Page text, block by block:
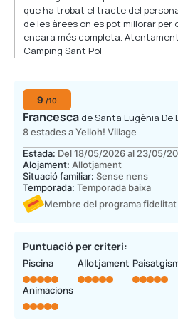
que ha trobat el tracte del
de les àrees on es pot millorar per
encara més completa.
Camping Sant Pol
9 /10
Francesca de Santa Eugènia De
8 estades a Yelloh! Village
Estada: Del 18/05/2026 al 23/05/
Alojament: Allotjament
Situació familiar: Sense nens
Temporada: Temporada baixa
Membre del programa fidelitat
Puntuació per criteri:
Piscina Allotjament
Animacions